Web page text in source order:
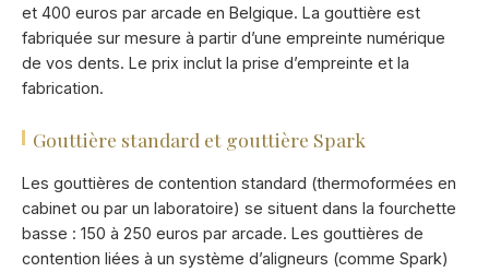
et 400 euros par arcade en Belgique. La gouttière est
fabriquée sur mesure à partir d’une empreinte numérique
de vos dents. Le prix inclut la prise d’empreinte et la
fabrication.
Gouttière standard et gouttière Spark
Les gouttières de contention standard (thermoformées en
cabinet ou par un laboratoire) se situent dans la fourchette
basse : 150 à 250 euros par arcade. Les gouttières de
contention liées à un système d’aligneurs (comme Spark)